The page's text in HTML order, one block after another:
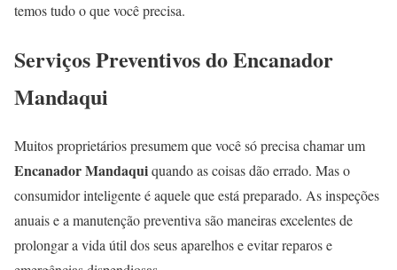
temos tudo o que você precisa.
Serviços Preventivos do Encanador
Mandaqui
Muitos proprietários presumem que você só precisa chamar um
Encanador Mandaquiquando as coisas dão errado. Mas o
consumidor inteligente é aquele que está preparado. As inspeções
anuais e a manutenção preventiva são maneiras excelentes de
prolongar a vida útil dos seus aparelhos e evitar reparos e